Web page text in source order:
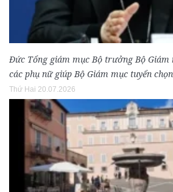
Đức Tổng giám mục Bộ trưởng Bộ Giám
các phụ nữ giúp Bộ Giám mục tuyển
Thứ Hai 20.07.2026